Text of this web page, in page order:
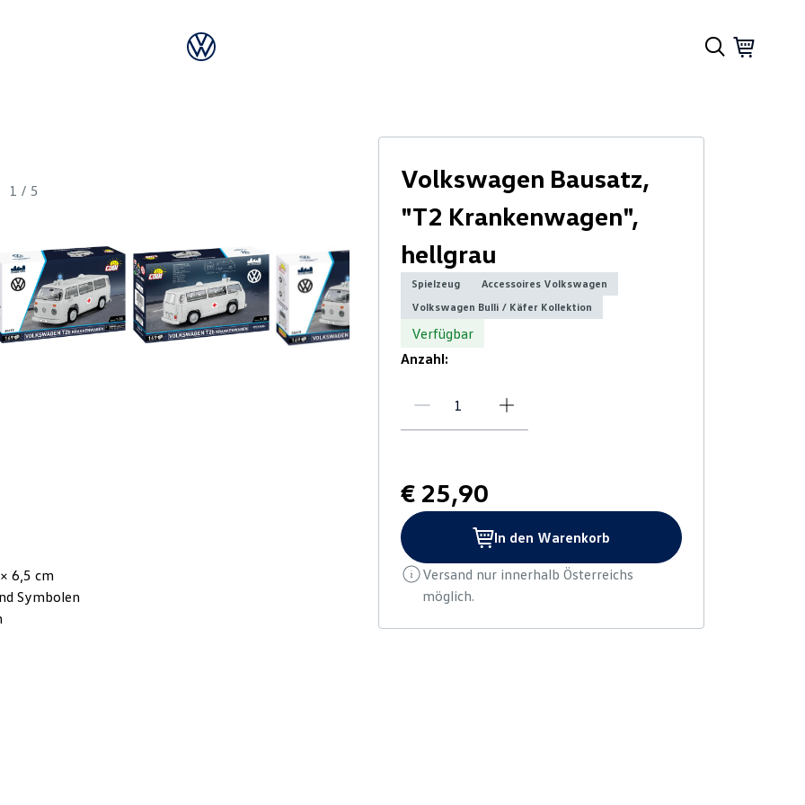
1 /5
6,5 cm
Symbolen
Volkswagen Bausatz,
"T2 Krankenwagen",
hellgrau
Spielzeug
Accessoires Volkswagen
Volkswagen Bulli / Käfer Kollektion
Verfügbar
Anzahl:
€ 25,90
In den Warenkorb
Versand nur innerhalb Österreichs
möglich.